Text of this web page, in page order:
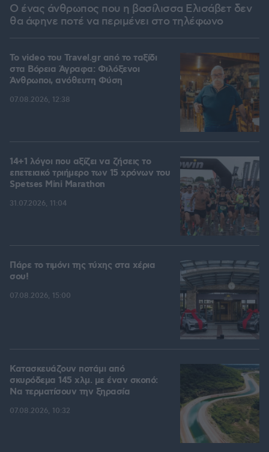
Ο ένας άνθρωπος που η βασίλισσα Ελισάβετ δεν
θα άφηνε ποτέ να περιμένει στο τηλέφωνο
To video του Travel.gr από το ταξίδι
στα Βόρεια Άγραφα: Φιλόξενοι
Άνθρωποι, ανόθευτη Φύση
07.08.2026, 12:38
14+1 λόγοι που αξίζει να ζήσεις το
επετειακό τριήμερο των 15 χρόνων του
Spetses Mini Marathon
31.07.2026, 11:04
Πάρε το τιμόνι της τύχης στα χέρια
σου!
07.08.2026, 15:00
Κατασκευάζουν ποτάμι από
σκυρόδεμα 145 χλμ. με έναν σκοπό:
Να τερματίσουν την ξηρασία
07.08.2026, 10:32